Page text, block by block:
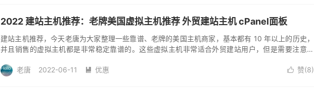
2022 建站主机推荐：老牌美国虚拟主机推荐 外贸建站主机 cPanel面板
建站主机推荐，今天老唐为大家整理一些靠谱、老牌的美国主机商家，基本都有 10 年以上的历史，
并且销售的虚拟主机都是非常稳定靠谱的。这些虚拟主机非常适合外贸建站用户，但是需要注意的
 赞(8)
老唐 2022-06-11  优惠